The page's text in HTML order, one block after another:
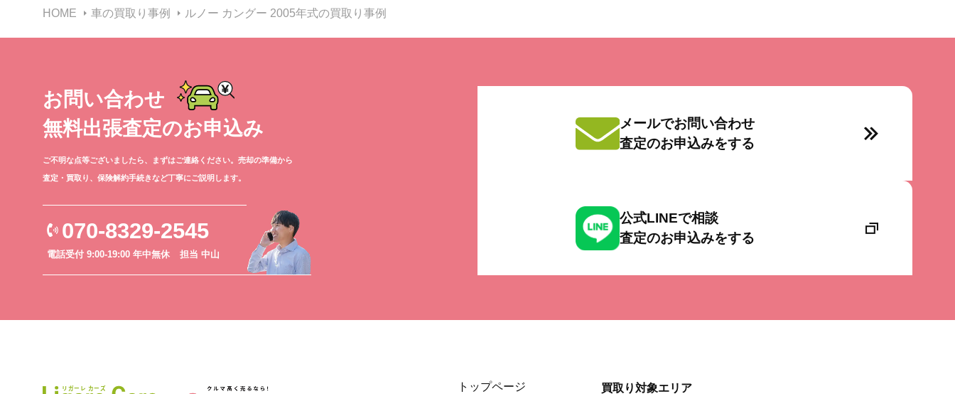
HOME 車の買取り事例 ルノー カングー 2005年式の買取り事例
お問い合わせ
無料出張査定のお申込み
ご不明な点等ございましたら、まずはご連絡ください。売却の準備から
査定・買取り、保険解約手続きなど丁寧にご説明します。
070-8329-2545
電話受付 9:00-19:00 年中無休 担当 中山
メールでお問い合わせ
査定のお申込みをする
公式LINEで相談
査定のお申込みをする
トップページ 買取り対象エリア